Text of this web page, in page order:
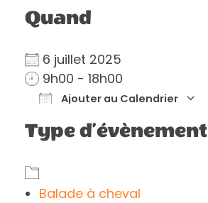
Quand
6 juillet 2025
9h00 - 18h00
Ajouter au Calendrier
Télécharger ICS
Type d’évènement
Balade à cheval